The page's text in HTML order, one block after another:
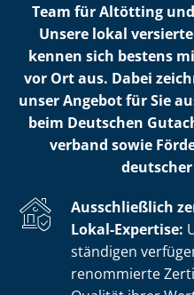
Team für Altötting
Unsere lokal
kennen sich bestens
vor Ort aus. Dabei
unser Angebot für Sie
beim Deutschen
ver­band sowie
Ausschließlich
Lokal-Expertise:
stän­di­gen
renommierte